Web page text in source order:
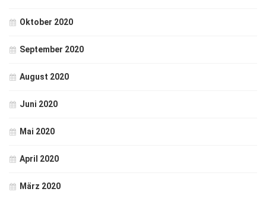
Oktober 2020
September 2020
August 2020
Juni 2020
Mai 2020
April 2020
März 2020